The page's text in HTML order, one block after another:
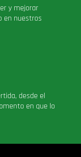
y mejorar
en nuestros
desde el
en que lo